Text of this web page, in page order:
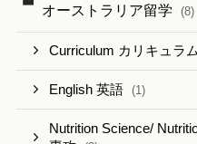
オーストラリア留学
(8)
Curriculum カリキュラ
English 英語 (1)
Nutrition Science/